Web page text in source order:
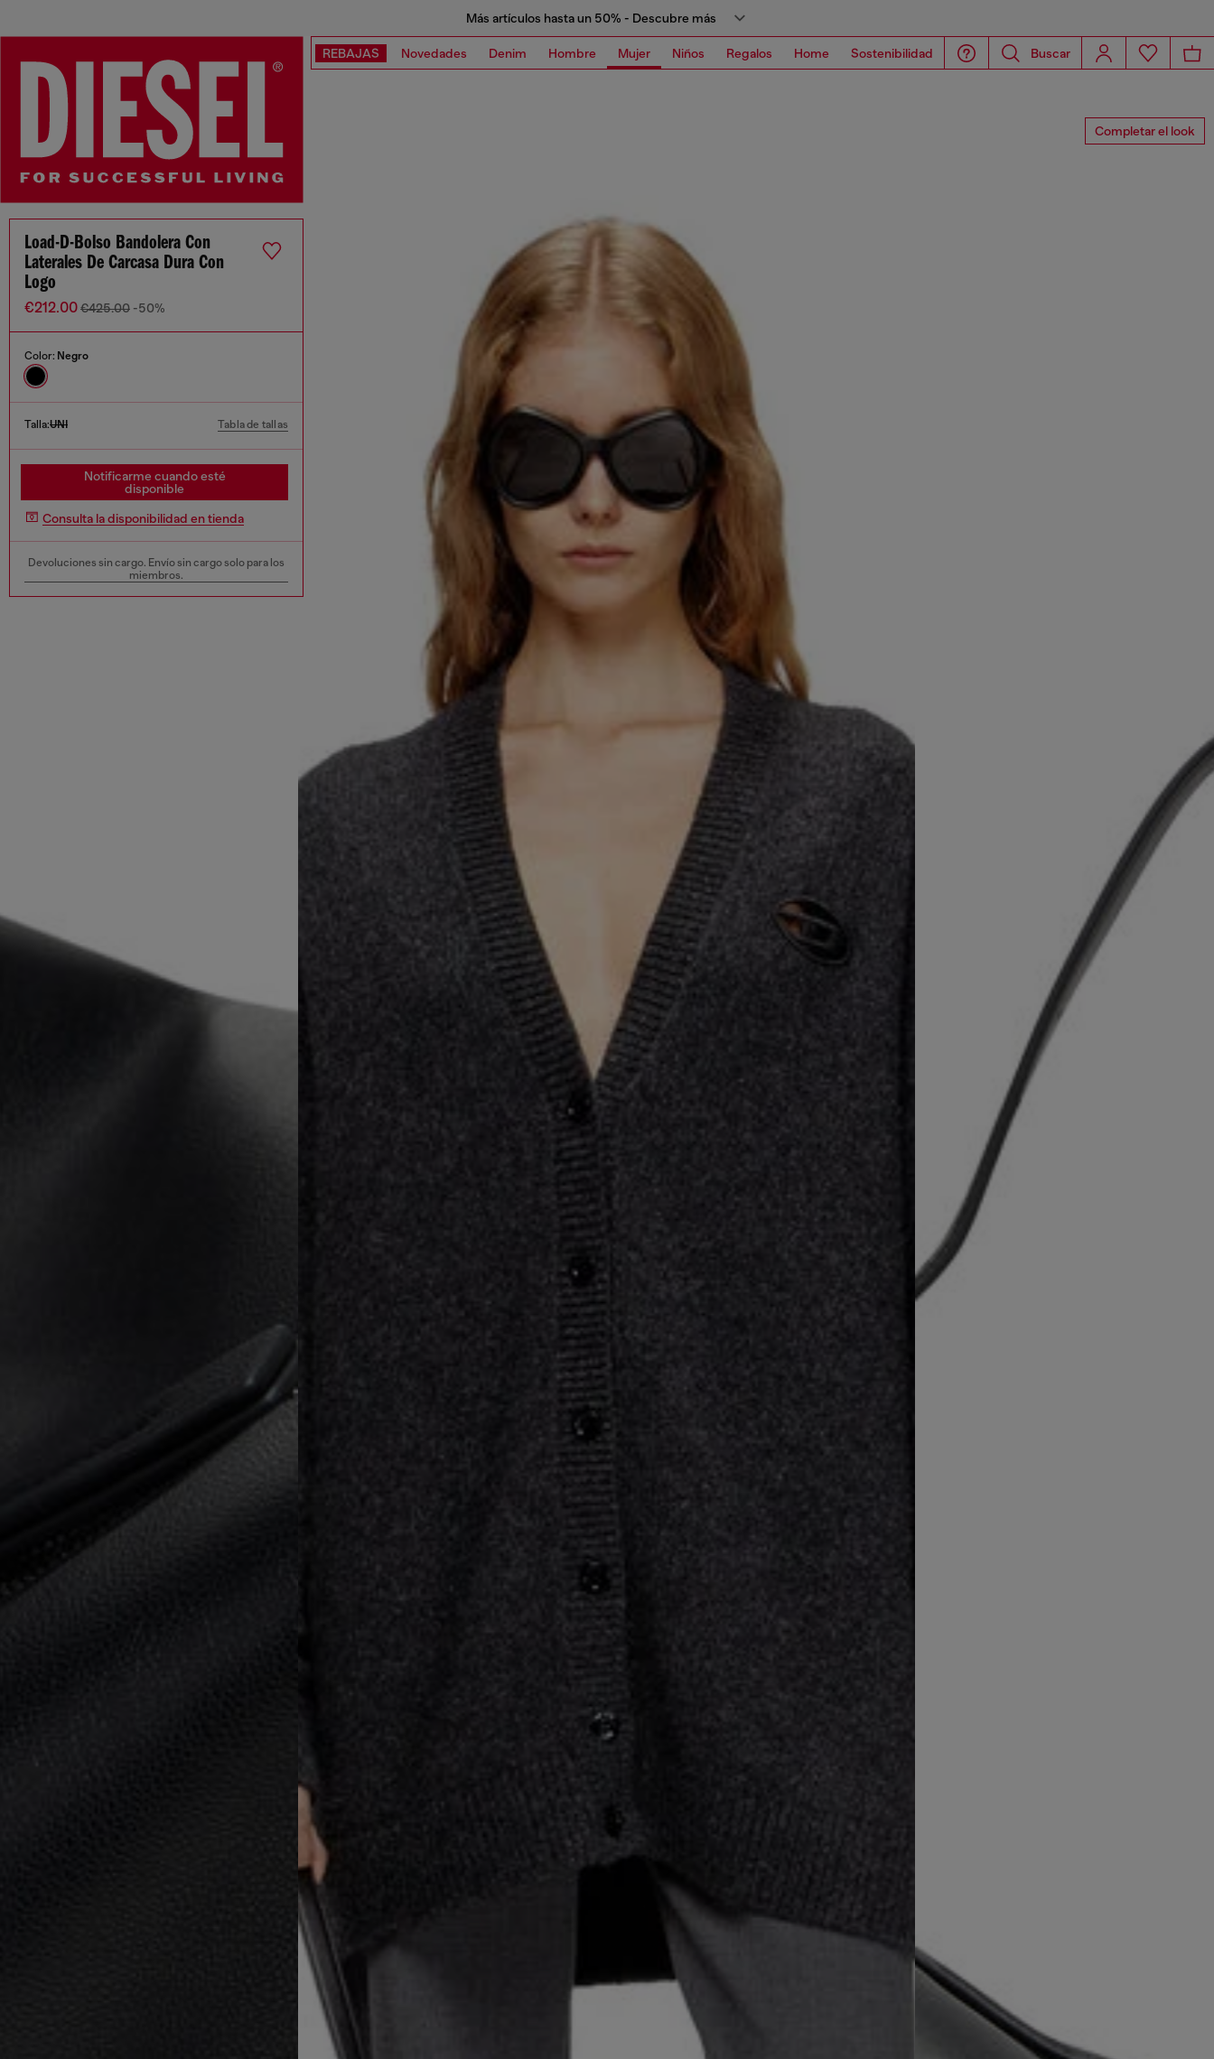
Más artículos hasta un 50% - Descubre más
REBAJAS Novedades Denim Hombre Mujer Niños Regalos Home Sostenibilidad Buscar
Completar el look
Load-D-Bolso Bandolera Con
Laterales De Carcasa Dura Con
Logo
€212.00€425.00 -50%
Color: Negro
Talla:UNI Tabla de tallas
Notificarme cuando esté
disponible
Consulta la disponibilidad en tienda
Devoluciones sin cargo. Envío sin cargo solo para los
miembros.